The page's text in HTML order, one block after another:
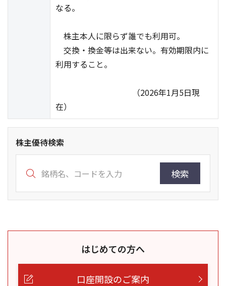
なる。
株主本人に限らず誰でも利用可。
交換・換金等は出来ない。有効期限内に
利用すること。
（2026年1月5日現
在）
株主優待検索
検索
はじめての方へ
口座開設のご案内